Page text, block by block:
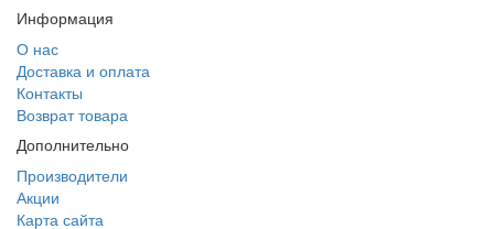
Информация
О нас
Доставка и оплата
Контакты
Возврат товара
Дополнительно
Производители
Акции
Карта сайта